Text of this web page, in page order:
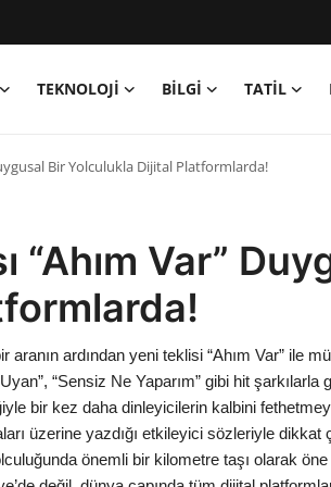
TEKNOLOJİ BİLGİ TATİL
Bir Yolculukla Dijital Platformlarda!
“Ahım Var”
ardından yeni teklisi “Ahım Var” ile
“Sensiz Ne Yaparım” gibi hit
bir kez daha dinleyicilerin kalbini
üzerine yazdığı etkileyici sözleriyle dikkat
önemli bir kilometre taşı olarak